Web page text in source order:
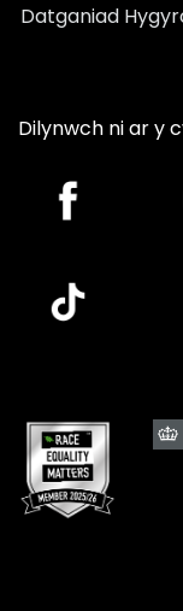
Datganiad
Dilynwch ni ar y